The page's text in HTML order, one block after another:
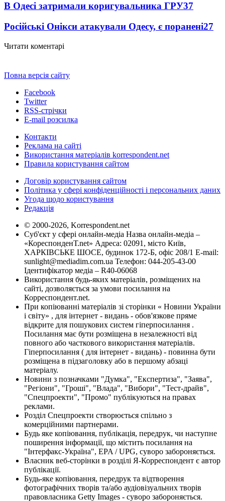
В Одесі затримали коригувальника ГРУ37
Російські Онікси атакували Одесу, є поранені27
Читати коментарі
Повна версія сайту
Facebook
Twitter
RSS-стрічки
E-mail розсилка
Контакти
Реклама на сайті
Використання матеріалів korrespondent.net
Правила користування сайтом
Договір користування сайтом
Політика у сфері конфіденційності і персональних даних
Угода щодо користування
Редакція
© 2000-2026, Korrespondent.net
Суб'єкт у сфері онлайн-медіа Назва онлайн-медіа –
«КореспонденТ.net» Адреса: 02091, місто Київ,
ХАРКІВСЬКЕ ШОСЕ, будинок 172-Б, офіс 208/1 E-mail:
sunlight@mediadim.com.ua Телефон: 044-205-43-00
Ідентифікатор медіа – R40-06068
Використання будь-яких матеріалів, розміщених на
сайті, дозволяється за умови посилання на
Корреспондент.net.
При копіюванні матеріалів зі сторінки « Новини України
і світу» , для інтернет - видань - обов'язкове пряме
відкрите для пошукових систем гіперпосилання .
Посилання має бути розміщена в незалежності від
повного або часткового використання матеріалів.
Гіперпосилання ( для інтернет - видань) - повинна бути
розміщена в підзаголовку або в першому абзаці
матеріалу.
Новини з позначками "Думка", "Експертиза", "Заява",
"Регіони", "Гроші", "Влада", "Вибори", "Тест-драйв",
"Спецпроекти", "Промо" публікуються на правах
реклами.
Розділ Спецпроекти створюється спільно з
комерційними партнерами.
Будь яке копіювання, публікація, передрук, чи наступне
поширення інформації, що містить посилання на
"Інтерфакс-Україна", EPA / UPG, суворо забороняється.
Власник веб-сторінки в розділі Я-Корреспондент є автор
публікації.
Будь-яке копіювання, передрук та відтворення
фотографічних творів та/або аудіовізуальних творів
правовласника Getty Images - суворо забороняється.